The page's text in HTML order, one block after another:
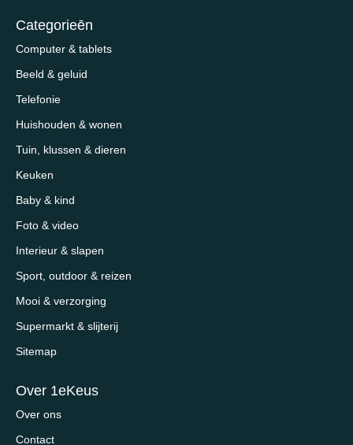
Categorieēn
Computer & tablets
Beeld & geluid
Telefonie
Huishouden & wonen
Tuin, klussen & dieren
Keuken
Baby & kind
Foto & video
Interieur & slapen
Sport, outdoor & reizen
Mooi & verzorging
Supermarkt & slijterij
Sitemap
Over 1eKeus
Over ons
Contact